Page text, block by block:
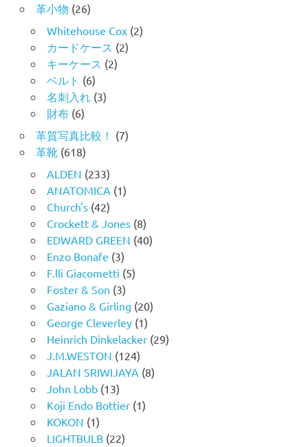
革小物 (26)
Whitehouse Cox(2)
カードケース (2)
キーケース (2)
ベルト (6)
名刺入れ(3)
財布(6)
革質写真比較！ (7)
革靴(618)
ALDEN (233)
ANATOMICA (1)
Church's(42)
Crockett & Jones(8)
EDWARD GREEN (40)
Enzo Bonafe (3)
F.lli Giacometti (5)
Foster & Son (3)
Gaziano & Girling (20)
George Cleverley(1)
Heinrich Dinkelacker(29)
J.M.WESTON (124)
JALAN SRIWIJAYA (8)
John Lobb(13)
Koji Endo Bottier(1)
KOKON (1)
LIGHTBULB(22)